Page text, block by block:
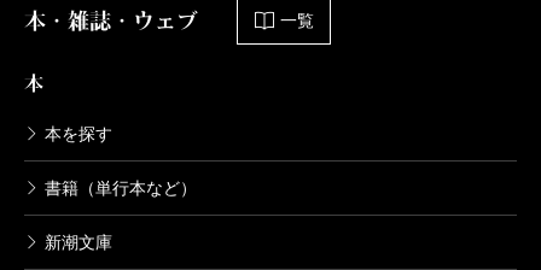
本・雑誌・ウェブ 一覧
本
本を探す
書籍（単行本など）
新潮文庫